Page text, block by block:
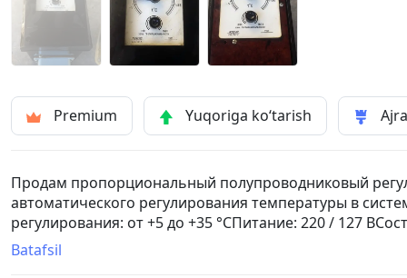
Premium Yuqoriga ko‘tarish
Продам пропорциональный полупроводниковый
автоматического регулирования температуры в
регулирования: от +5 до +35 °CПитание: 220 / 127
назначению не проверялся.Комплектация: только
Batafsil